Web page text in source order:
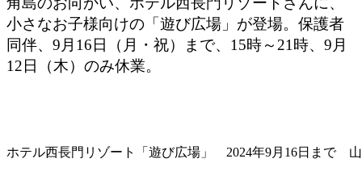
小さなお子様向けの「遊び広場」が登場。保護者
同伴、9月16日（月・祝）まで、15時～21時、9月
12日（木）のみ休業。
ホテル西長門リゾート「遊び広場」 2024年9月16日まで